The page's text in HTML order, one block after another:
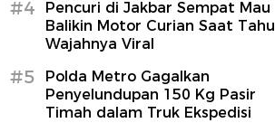
#4
Pencuri di Jakbar Sempat Mau
Balikin Motor Curian Saat Tahu
Wajahnya Viral
#5
Polda Metro Gagalkan
Penyelundupan 150 Kg Pasir
Timah dalam Truk Ekspedisi